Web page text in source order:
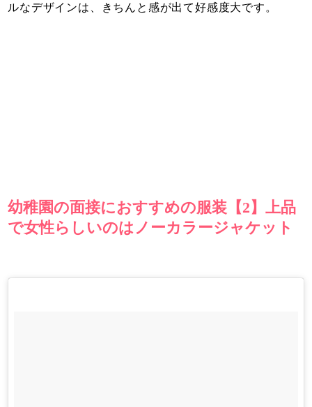
ルなデザインは、きちんと感が出て好感度大です。
幼稚園の面接におすすめの服装【2】上品
で女性らしいのはノーカラージャケット